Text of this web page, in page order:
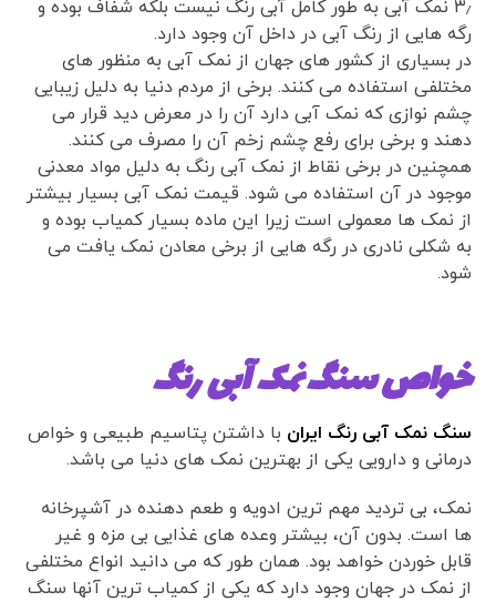
۳٫ نمک آبی به طور کامل آبی رنگ نیست بلکه شفاف بوده و
رگه هایی از رنگ آبی در داخل آن وجود دارد.
در بسیاری از کشور های جهان از نمک آبی به منظور های
مختلفی استفاده می کنند. برخی از مردم دنیا به دلیل زیبایی
چشم نوازی که نمک آبی دارد آن را در معرض دید قرار می
دهند و برخی برای رفع چشم زخم آن را مصرف می کنند.
همچنین در برخی نقاط از نمک آبی رنگ به دلیل مواد معدنی
موجود در آن استفاده می شود. قیمت نمک آبی بسیار بیشتر
از نمک ها معمولی است زیرا این ماده بسیار کمیاب بوده و
به شکلی نادری در رگه هایی از برخی معادن نمک یافت می
شود.
خواص سنگ نمک آبی رنگ
سنگ نمک آبی رنگ ایران با داشتن پتاسیم طبیعی و خواص
درمانی و دارویی یکی از بهترین نمک های دنیا می باشد.
نمک، بی تردید مهم ترین ادویه و طعم دهنده در آشپرخانه
ها است. بدون آن، بیشتر وعده های غذایی بی مزه و غیر
قابل خوردن خواهد بود. همان طور که می دانید انواع مختلفی
از نمک در جهان وجود دارد که یکی از کمیاب ترین آنها سنگ